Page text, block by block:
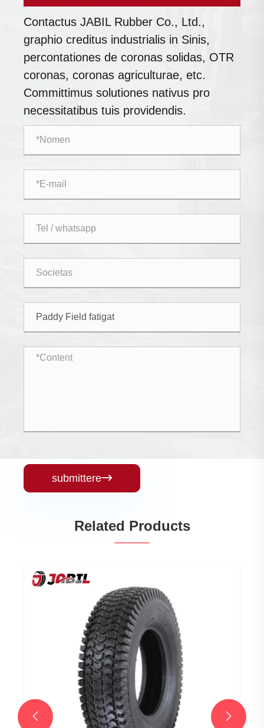
Contactus JABIL Rubber Co., Ltd.,
graphio creditus industrialis in Sinis,
percontationes de coronas solidas, OTR
coronas, coronas agriculturae, etc.
Committimus solutiones nativus pro
necessitatibus tuis providendis.
submittere
Related Products
 